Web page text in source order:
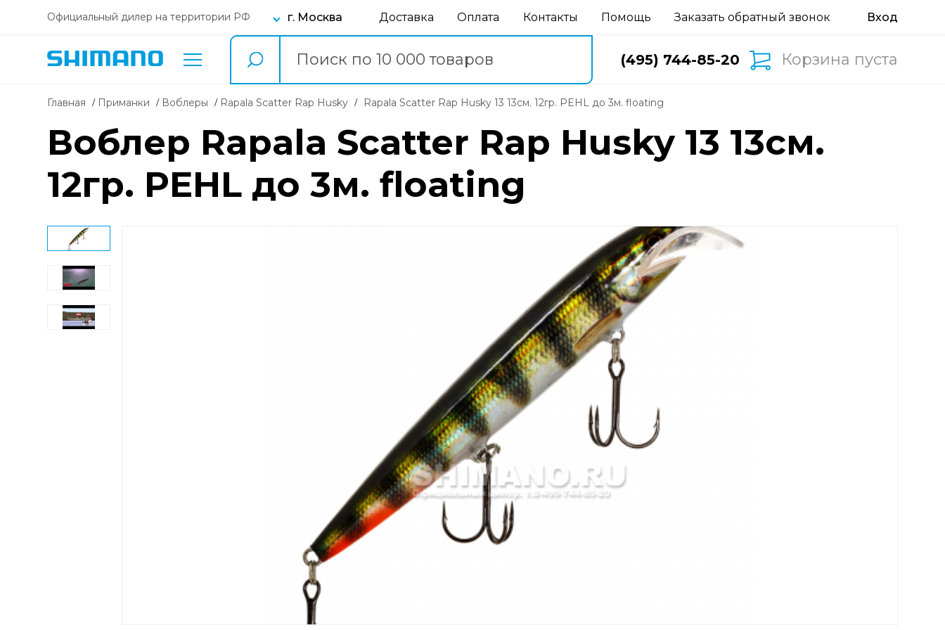
Официальный дилер на территории РФ г. Москва Доставка Оплата Контакты Помощь Заказать обратный звонок
(495) 744-85-20 Корзина пуста
Главная Приманки воблеры Rapala Scatter Rap Husky Rapala Scatter Rap Husky 13 13см. 12гр. PEHL до 3м. floating
Воблер Rapala Scatter Rap Husky 13 13см.
12гр. PEHL до 3м. floating